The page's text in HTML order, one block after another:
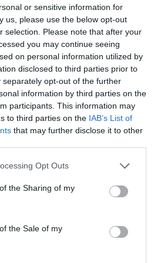
or sensitive information for
us, please use the below opt-out
selection. Please note that after your
you may continue seeing
on personal information utilized by
disclosed to third parties prior to
separately opt-out of the further
information by third parties on the
participants. This information may
to third parties on the IAB’s List of
that may further disclose it to other
Opt Outs
the Sharing of my
the Sale of my
pilotes.
RÉPONDRE
:
23 juillet 2025 - 14 h
02 min
dingue…
dites les procédures sont faites
confuses possibles.
un numéro, 1 ou 2.
et en principe il n’y a pas de raison
un moteur, vous êtes sensé
être détecté avant de vraiment
Ce n’est pas irréversible à ce